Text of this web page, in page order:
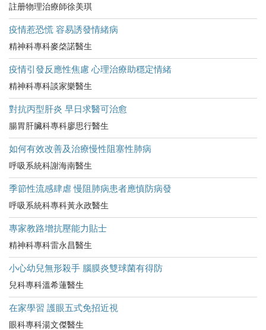
註册物理治療師徐美琪
疫情惹恐慌 容易誘發情緒病
精神科專科麥棨諾醫生
疫情引發反應性焦慮 心理治療助穩定情緒
精神科專科談家樂醫生
對抗丙型肝炎 早日求醫可治愈
腸胃肝臟科專科廖思行醫生
如何有效改善及治療慢性阻塞性肺病
呼吸系統科謝海南醫生
季節性流感肆虐 慢阻肺病患者應慎防病發
呼吸系統科專科黃永政醫生
專家教路增抗壓能力貼士
精神科專科雷永昌醫生
小心幼兒無形殺手 腦膜炎雙球菌有得防
兒科專科溫希蓮醫生
在家學習 護眼五式免招近視
眼科專科湯文傑醫生